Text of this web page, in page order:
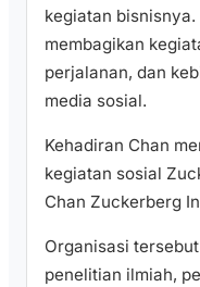
kegiatan
membagikan
perjalanan, dan
media sosial.
Kehadiran Chan
kegiatan sosial
Chan Zuckerberg
Organisasi
penelitian ilmiah,